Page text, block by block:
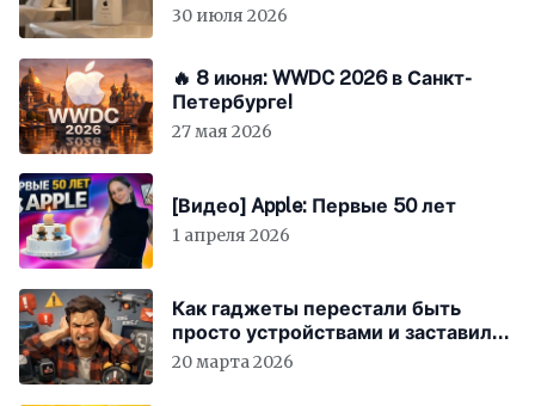
30 июля 2026
🔥 8 июня: WWDC 2026 в Санкт-
Петербурге!
27 мая 2026
[Видео] Apple: Первые 50 лет
1 апреля 2026
Как гаджеты перестали быть
просто устройствами и заставили
вас бесплатно работать
20 марта 2026